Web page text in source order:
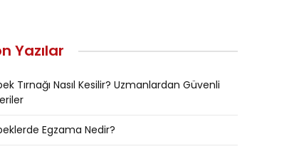
Yazılar
Tırnağı Nasıl Kesilir? Uzmanlardan Güvenli
Egzama Nedir?